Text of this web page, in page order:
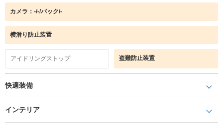
カメラ：-/-/バック/-
横滑り防止装置
アイドリングストップ 盗難防止装置
快適装備
インテリア